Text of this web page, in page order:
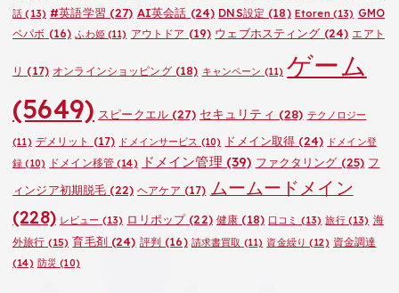
話 (13) #英語学習 (27) AI英会話 (24) DNS設定 (18) Etoren(13) GMO
ペパボ (16) ふわ姫(11) アウトドア (19) ウェブホスティング (24) エアト
リ (17) オンラインショッピング(18) キャンペーン (11) ゲーム
(5649) スピークエル(27) セキュリティ (28) テクノロジー
(11) デメリット (17) ドメインサービス (10) ドメイン取得 (24) ドメイン登
録 (10) ドメイン移管(14) ドメイン管理 (39) ファクタリング (25) フ
ィンジア初期脱毛 (22) ヘアケア (17) ムームードメイン
(228) レビュー (13) ロリポップ(22) 健康 (18) 口コミ (13) 旅行(13) 海
外旅行 (15) 育毛剤(24) 評判 (16) 請求書買取 (11) 資金繰り (12) 資金調達
(14) 防災 (10)